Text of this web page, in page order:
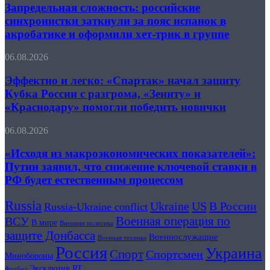
Лиге
наций,
но
мужчины
не
полетят
ЧМ
в
Польшу
российские
синхронистки
заткнули
за
испанок
акробатике
и
оформили
хет-
в
Запредельная сложность: российские
синхронистки заткнули за пояс испанок в
акробатике и оформили хет-трик в группе
Эффектно
легко:
«Спартак»
начал
защиту
России
разгрома,
«Зениту»
и
«Краснодару»
победить
новички
06.08.2026
Эффектно и легко: «Спартак» начал защиту
Кубка России с разгрома, «Зениту» и
«Краснодару» помогли победить новички
«Исходя
макроэкономических
показателей»:
Путин
заявил,
снижение
ключевой
ставки
в
будет
06.08.2026
«Исходя из макроэкономических показателей»:
Путин заявил, что снижение ключевой ставки в
РФ будет естественным процессом
Russia Russia-Ukraine conflict Ukraine US В России
ВСУ В мире Внешняя политика Военная операция по
защите Донбасса Военная техника Военнослужащие
Минобороны Россия СпортСпортсмен Украина